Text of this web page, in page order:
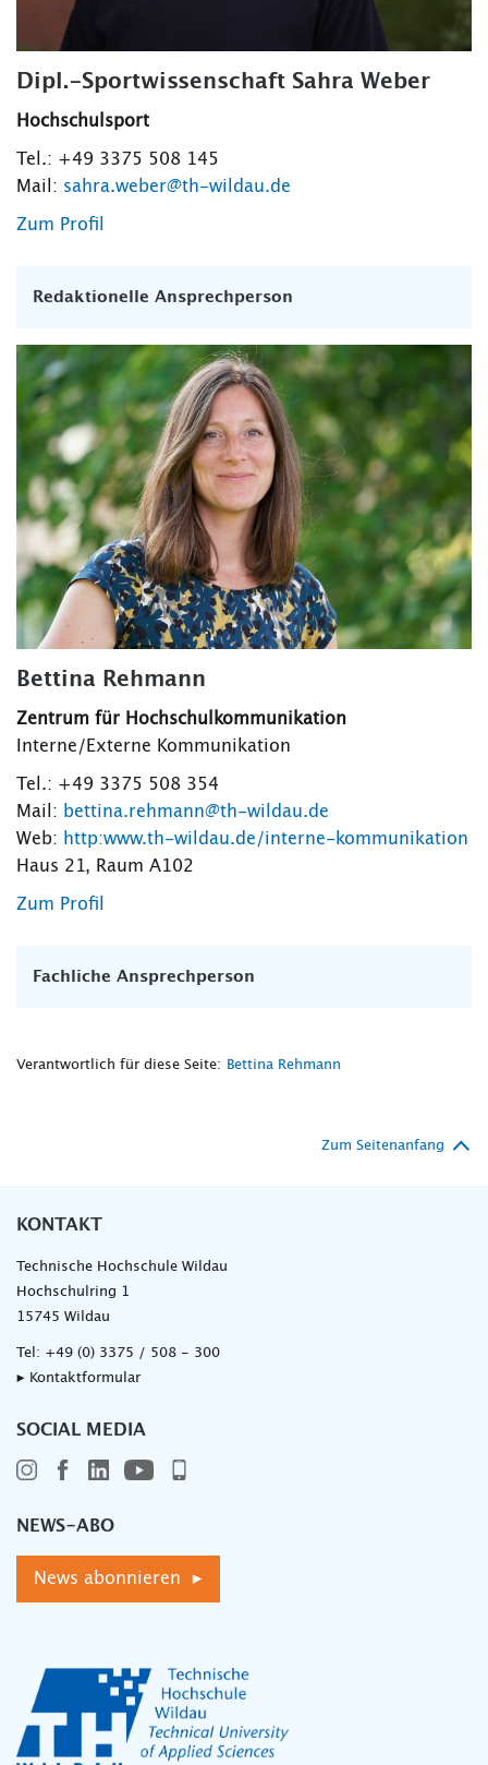
Dipl.-Sportwissenschaft Sahra Weber
Hochschulsport
Tel.: +49 3375 508 145
Mail: sahra.weber@th-wildau.de
Zum Profil
Redaktionelle Ansprechperson
Bettina Rehmann
Zentrum für Hochschulkommunikation
Interne/Externe Kommunikation
Tel.: +49 3375 508 354
Mail: bettina.rehmann@th-wildau.de
Web: http:www.th-wildau.de/interne-kommunikation
Haus 21, Raum A102
Zum Profil
Fachliche Ansprechperson
Verantwortlich für diese Seite: Bettina Rehmann
Zum Seitenanfang
KONTAKT
Technische Hochschule Wildau
Hochschulring 1
15745 Wildau
Tel: +49 (0) 3375 / 508 - 300
▸ Kontaktformular
SOCIAL MEDIA
NEWS-ABO
News abonnieren ▸